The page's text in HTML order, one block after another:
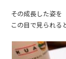
その成長した姿を
この目で見られる